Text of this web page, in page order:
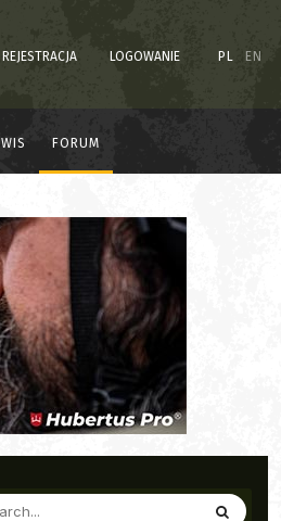
REJESTRACJA LOGOWANIE PL EN
FORUM